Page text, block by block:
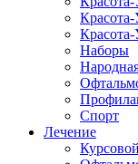
Наборы
Спорт
Лечение